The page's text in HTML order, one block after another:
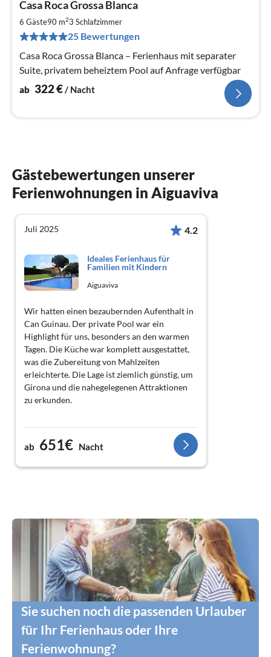
Casa Roca Grossa Blanca
6 Gäste90 m23 Schlafzimmer
25 Bewertungen
Casa Roca Grossa Blanca – Ferienhaus mit separater
Suite, privatem beheiztem Pool auf Anfrage verfügbar
ab 322€/ Nacht
Gästebewertungen unserer
Ferienwohnungen in Aiguaviva
Juli 2025 4.2
Ideales Ferienhaus für
Familien mit Kindern
Aiguaviva
Wir hatten einen bezaubernden Aufenthalt in
Can Guinau. Der private Pool war ein
Highlight für uns, besonders an den warmen
Tagen. Die Küche war komplett ausgestattet,
was die Zubereitung von Mahlzeiten
erleichterte. Die Lage ist ziemlich günstig, um
Girona und die nahegelegenen Attraktionen
zu erkunden.
ab 651€ Nacht
Sie suchen noch die passenden Urlauber
für Ihr Ferienhaus oder Ihre
Ferienwohnung?